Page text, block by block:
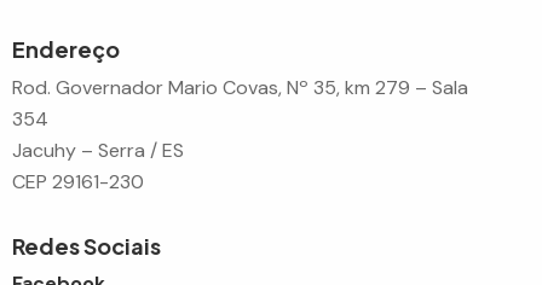
Endereço
Rod. Governador Mario Covas, Nº 35, km 279 – Sala
354
Jacuhy – Serra / ES
CEP 29161-230
Redes Sociais